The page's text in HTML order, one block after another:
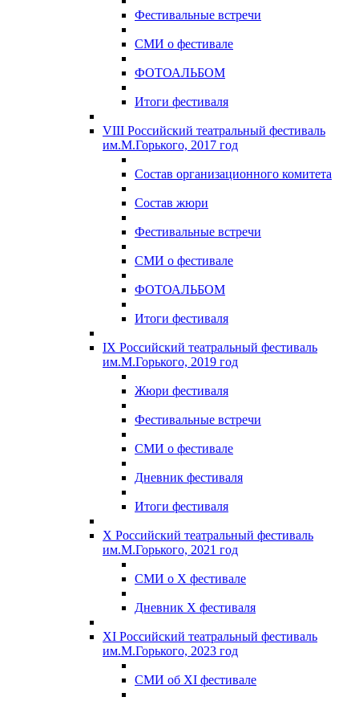
Фестивальные встречи
СМИ о фестивале
ФОТОАЛЬБОМ
Итоги фестиваля
VIII Российский театральный фестиваль
им.М.Горького, 2017 год
Состав организационного комитета
Состав жюри
Фестивальные встречи
СМИ о фестивале
ФОТОАЛЬБОМ
Итоги фестиваля
IX Российский театральный фестиваль
им.М.Горького, 2019 год
Жюри фестиваля
Фестивальные встречи
СМИ о фестивале
Дневник фестиваля
Итоги фестиваля
X Российский театральный фестиваль
им.М.Горького, 2021 год
СМИ о X фестивале
Дневник X фестиваля
XI Российский театральный фестиваль
им.М.Горького, 2023 год
СМИ об XI фестивале